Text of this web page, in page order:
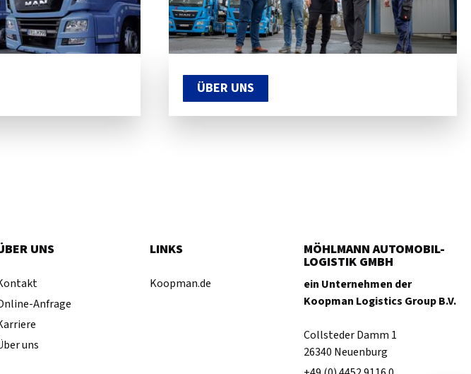
ÜBER UNS
UNS
Anfrage
uns
LINKS
Koopman.de
MÖHLMANN AUTOMOBIL-
LOGISTIK GMBH
ein Unternehmen der
Koopman Logistics Group B.V.
Collsteder Damm 1
26340 Neuenburg